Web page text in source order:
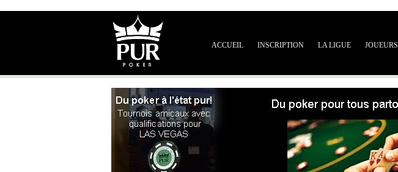
ACCUEIL INSCRIPTION LA LIGUE JOUEURS